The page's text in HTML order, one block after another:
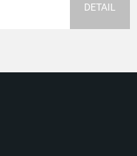
DETAIL